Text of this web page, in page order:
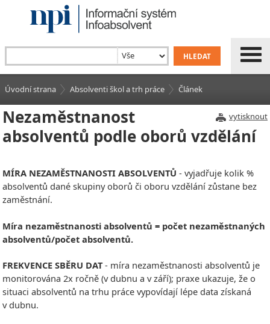
Úvodní strana Absolventi škol a trh práce Článek
vytisknout
Nezaměstnanost
absolventů podle oborů vzdělání
MÍRA NEZAMĚSTNANOSTI ABSOLVENTŮ - vyjadřuje kolik %
absolventů dané skupiny oborů či oboru vzdělání zůstane bez
zaměstnání.
Míra nezaměstnanosti absolventů = počet nezaměstnaných
absolventů/počet absolventů.
FREKVENCE SBĚRU DAT- míra nezaměstnanosti absolventů je
monitorována 2x ročně (v dubnu a v září); praxe ukazuje, že o
situaci absolventů na trhu práce vypovídají lépe data získaná
v dubnu.